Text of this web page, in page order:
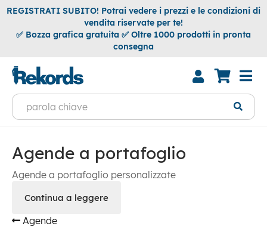
REGISTRATI SUBITO! Potrai vedere i prezzi e le condizioni di
vendita riservate per te!
✅ Bozza grafica gratuita ✅ Oltre 1000 prodotti in pronta
consegna
Agende a portafoglio
Agende a portafoglio personalizzate
Continua a leggere
Agende